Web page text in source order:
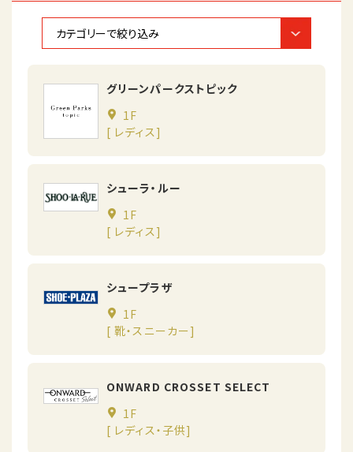
グリーンパークストピック
1F
[ レディス]
シューラ・ルー
1F
[ レディス]
シュープラザ
1F
[ 靴・スニーカー]
ONWARD CROSSET SELECT
1F
[ レディス・子供]